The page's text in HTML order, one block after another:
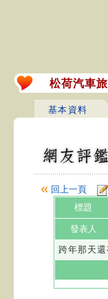
松荷汽車
基本資料
回上一頁
標題
發表人
跨年那天